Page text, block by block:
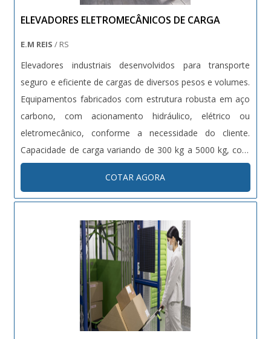
ELEVADORES ELETROMECÂNICOS DE CARGA
E.M REIS / RS
Elevadores industriais desenvolvidos para transporte
seguro e eficiente de cargas de diversos pesos e volumes.
Equipamentos fabricados com estrutura robusta em aço
carbono, com acionamento hidráulico, elétrico ou
eletromecânico, conforme a necessidade do cliente.
Capacidade de carga variando de 300 kg a 5000 kg, com
altura de elevação customizável. Dotados de sistemas de
segurança como sensores de carga, travas automáticas e
proteções contra quedas. Projetos sob medida conforme
normas técnicas vigentes (NR12, NBRs específicas).
COTAR AGORA